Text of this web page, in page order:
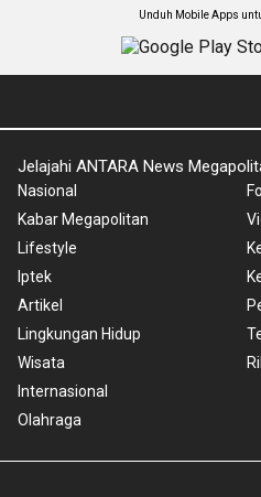
Unduh Mobile Apps
Jelajahi ANTARA News
Nasional
Kabar Megapolitan
Lifestyle
Iptek
Artikel
Lingkungan Hidup
Wisata
Internasional
Olahraga